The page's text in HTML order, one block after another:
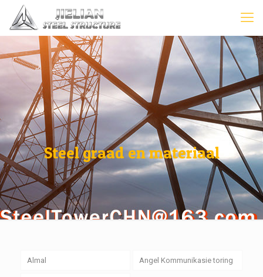
Steel graad en materiaal
Almal Angel Kommunikasie toring